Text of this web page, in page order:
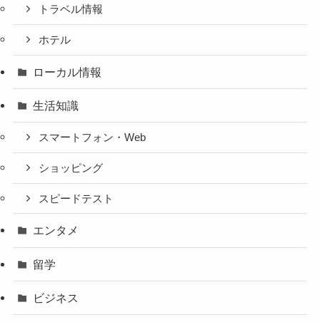
トラベル情報
ホテル
ローカル情報
生活知識
スマートフォン・Web
ショッピング
スピードテスト
エンタメ
留学
ビジネス